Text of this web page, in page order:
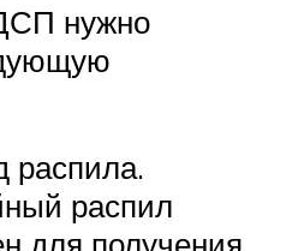
нужно
распила.
распил